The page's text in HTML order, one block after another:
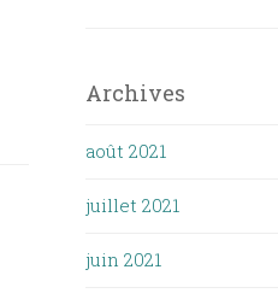
Archives
août 2021
juillet 2021
juin 2021